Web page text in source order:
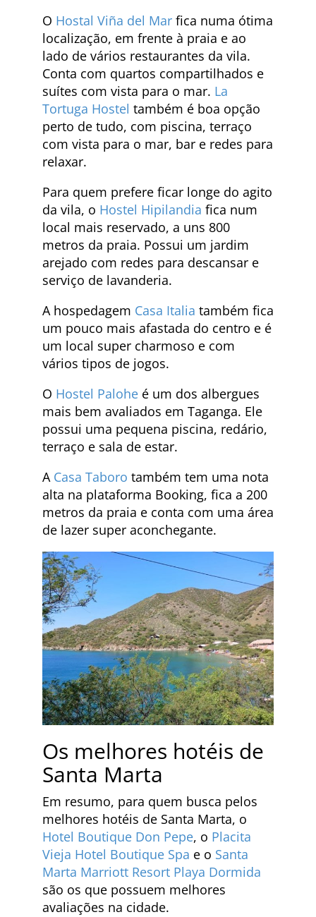
O Hostal Viña del Mar fica numa ótima
localização, em frente à praia e ao
lado de vários restaurantes da vila.
Conta com quartos compartilhados e
suítes com vista para o mar. La
Tortuga Hostel também é boa opção
perto de tudo, com piscina, terraço
com vista para o mar, bar e redes para
relaxar.
Para quem prefere ficar longe do agito
da vila, o Hostel Hipilandia fica num
local mais reservado, a uns 800
metros da praia. Possui um jardim
arejado com redes para descansar e
serviço de lavanderia.
A hospedagem Casa Italia também fica
um pouco mais afastada do centro e é
um local super charmoso e com
vários tipos de jogos.
O Hostel Palohe é um dos albergues
mais bem avaliados em Taganga. Ele
possui uma pequena piscina, redário,
terraço e sala de estar.
A Casa Taboro também tem uma nota
alta na plataforma Booking, fica a 200
metros da praia e conta com uma área
de lazer super aconchegante.
Os melhores hotéis de
Santa Marta
Em resumo, para quem busca pelos
melhores hotéis de Santa Marta, o
Hotel Boutique Don Pepe, o Placita
Vieja Hotel Boutique Spa e o Santa
Marta Marriott Resort Playa Dormida
são os que possuem melhores
avaliações na cidade.